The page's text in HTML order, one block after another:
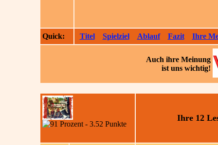
Quick: Titel Spielziel Ablauf Fazit Ihre
Auch ihre Meinung
ist uns wichtig!
Ihre 12